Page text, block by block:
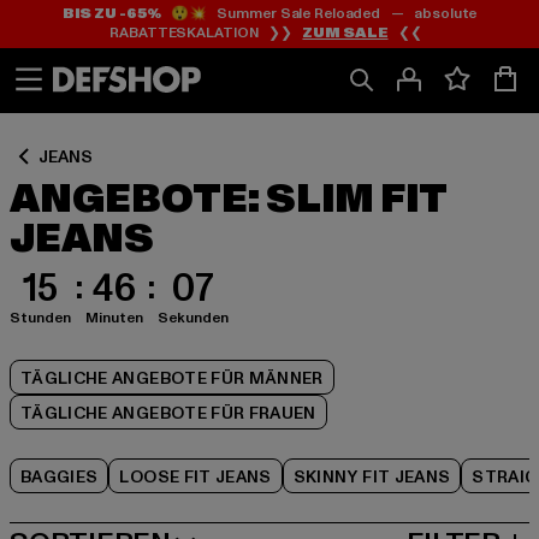
Zum
Inhalt
springen
Zum
Fußzeile
springen
BIS ZU -65%😲💥 Summer Sale Reloaded — absolute
RABATTESKALATION ❯❯ ZUM SALE ❮❮
JEANS
ANGEBOTE: SLIM FIT
JEANS
15
Stunden
46
Minuten
06
Sekunden
TÄGLICHE ANGEBOTE FÜR MÄNNER
TÄGLICHE ANGEBOTE FÜR FRAUEN
BAGGIES LOOSE FIT JEANS SKINNY FIT JEANS
Zum
Produktraster
springen